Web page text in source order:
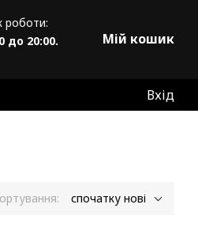
роботи:
до 20:00.
Мій кошик
Вхід
спочатку нові